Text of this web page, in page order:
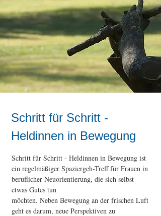
Schritt für Schritt -
Heldinnen in Bewegung
Schritt für Schritt - Heldinnen in Bewegung ist
ein regelmäßiger Spaziergeh-Treff für Frauen in
beruflicher Neuorientierung, die sich selbst
etwas Gutes tun
möchten. Neben Bewegung an der frischen Luft
geht es darum, neue Perspektiven zu